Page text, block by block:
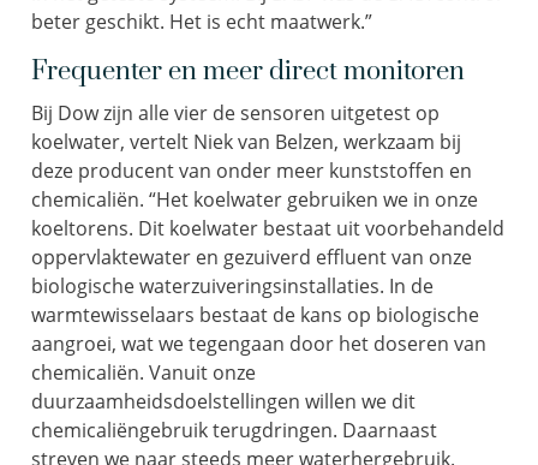
beter geschikt. Het is echt maatwerk.”
Frequenter en meer direct monitoren
Bij Dow zijn alle vier de sensoren uitgetest op
koelwater, vertelt Niek van Belzen, werkzaam bij
deze producent van onder meer kunststoffen en
chemicaliën. “Het koelwater gebruiken we in onze
koeltorens. Dit koelwater bestaat uit voorbehandeld
oppervlaktewater en gezuiverd effluent van onze
biologische waterzuiveringsinstallaties. In de
warmtewisselaars bestaat de kans op biologische
aangroei, wat we tegengaan door het doseren van
chemicaliën. Vanuit onze
duurzaamheidsdoelstellingen willen we dit
chemicaliëngebruik terugdringen. Daarnaast
streven we naar steeds meer waterhergebruik.